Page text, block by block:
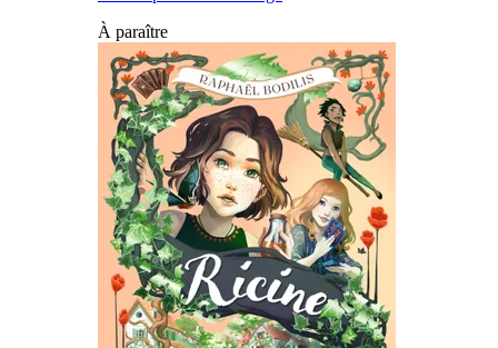
À paraître